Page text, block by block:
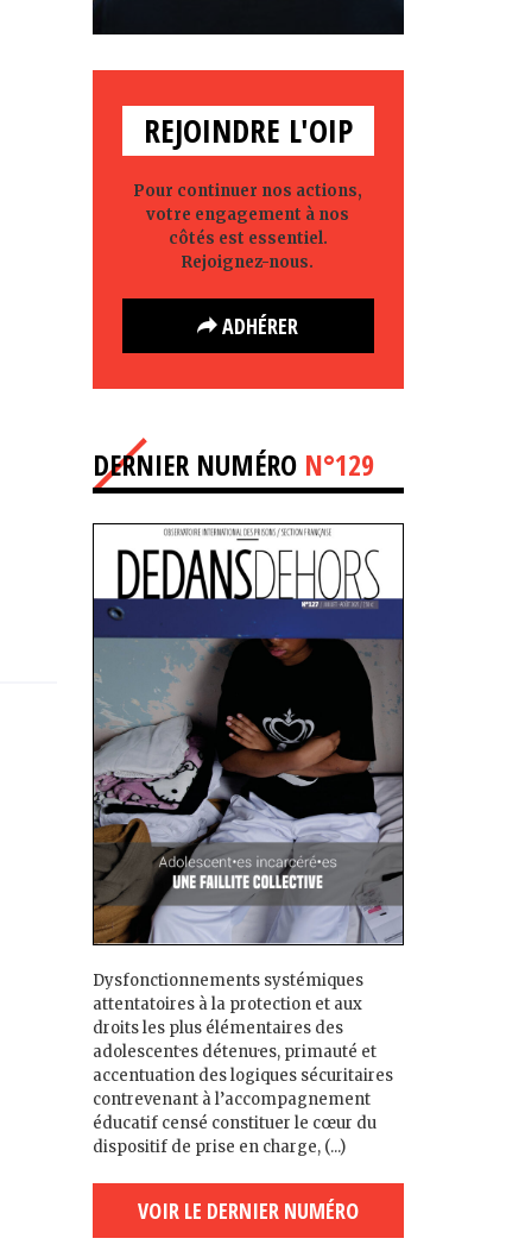
REJOINDRE L'OIP
Pour continuer nos actions,
votre engagement à nos
côtés est essentiel.
Rejoignez-nous.
ADHÉRER
DERNIER NUMÉRO N°129
Dysfonctionnements systémiques
attentatoires à la protection et aux
droits les plus élémentaires des
adolescent·es détenu·es, primauté et
accentuation des logiques sécuritaires
contrevenant à l’accompagnement
éducatif censé constituer le cœur du
dispositif de prise en charge, (...)
VOIR LE DERNIER NUMÉRO